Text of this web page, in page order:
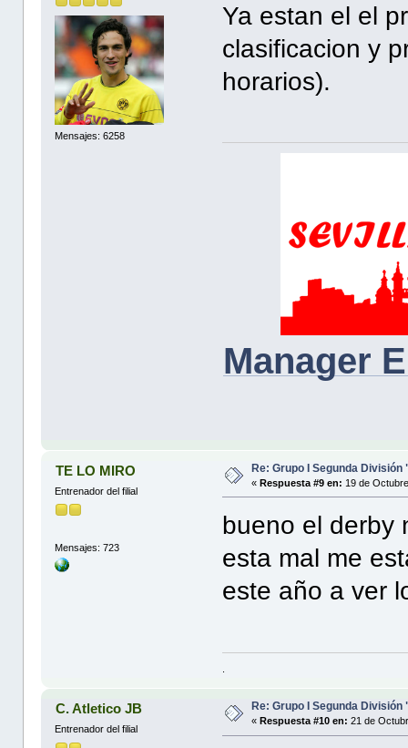
Mensajes: 6258
Ya estan el el
clasificacion y
horarios).
Manager
TE LO MIRO
Entrenador del filial
Mensajes: 723
Re: Grupo I Segunda División
«Respuesta #9 en: 19 de
bueno el derby
esta mal me
este año a ver
C. Atletico JB
Entrenador del filial
Re: Grupo I Segunda División
« Respuesta #10 en: 21 de